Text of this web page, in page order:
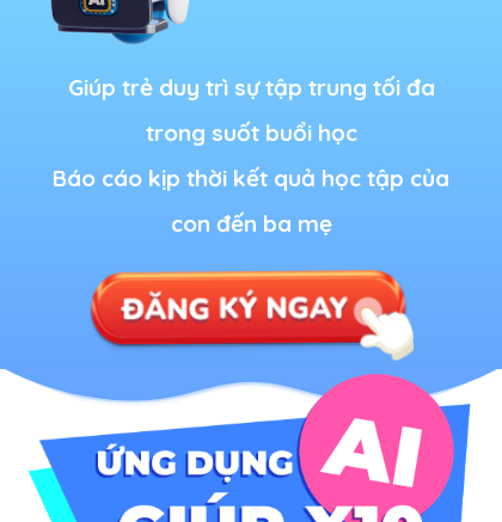
Giúp trẻ duy trì sự tập trung tối đa
trong suốt buổi học
Báo cáo kịp thời kết quả học tập của
con đến ba mẹ